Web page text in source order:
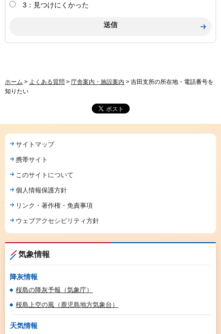
3：見つけにくかった
ホーム > よくある質問 > 庁舎案内・施設案内 > 吉田支所の所在地・電話番号を
知りたい
サイトマップ
携帯サイト
このサイトについて
個人情報保護方針
リンク・著作権・免責事項
ウェブアクセシビリティ方針
気象情報
降灰情報
桜島の降灰予報（気象庁）
桜島上空の風（鹿児島地方気象台）
天気情報